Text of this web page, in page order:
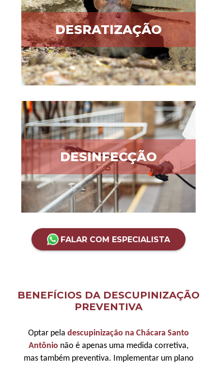
DESRATIZAÇÃO
DESINFECÇÃO
FALAR COM ESPECIALISTA
BENEFÍCIOS DA DESCUPINIZAÇÃO
PREVENTIVA
Optar pela descupinização na Chácara Santo
Antônio não é apenas uma medida corretiva,
mas também preventiva. Implementar um plano